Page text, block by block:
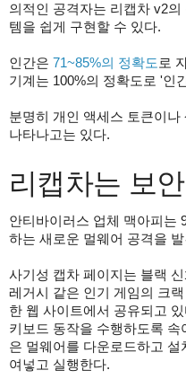
의적인 공격자는 리캡차 v2
템을 쉽게 구현할 수 있다.
인간은 71~85%의 정확도 로
기계는 100%의 정확도로 '인
분명히 개인 액세스 토큰이
나타나고는 있다.
리캡차는 보
안티바이러스 업체 맥아피는
하는 새로운 멀웨어 공격을
사기성 캡차 페이지는 블랙
레거시 같은 인기 게임의 크
한 웹 사이트에서 공유되고
키보드 동작을 수행하도록
은 멀웨어를 다운로드하고
여넣고 실행한다.